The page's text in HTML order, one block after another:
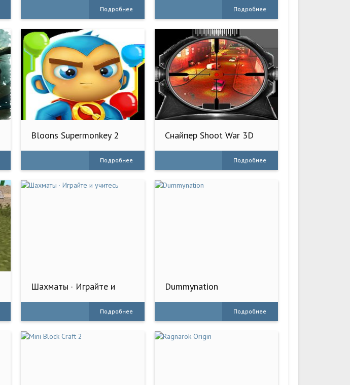
Подробнее Подробнее
Bloons Supermonkey 2
Подробнее
Снайпер Shoot War 3D
Подробнее
Шахматы · Играйте и
Подробнее
Dummynation
Подробнее